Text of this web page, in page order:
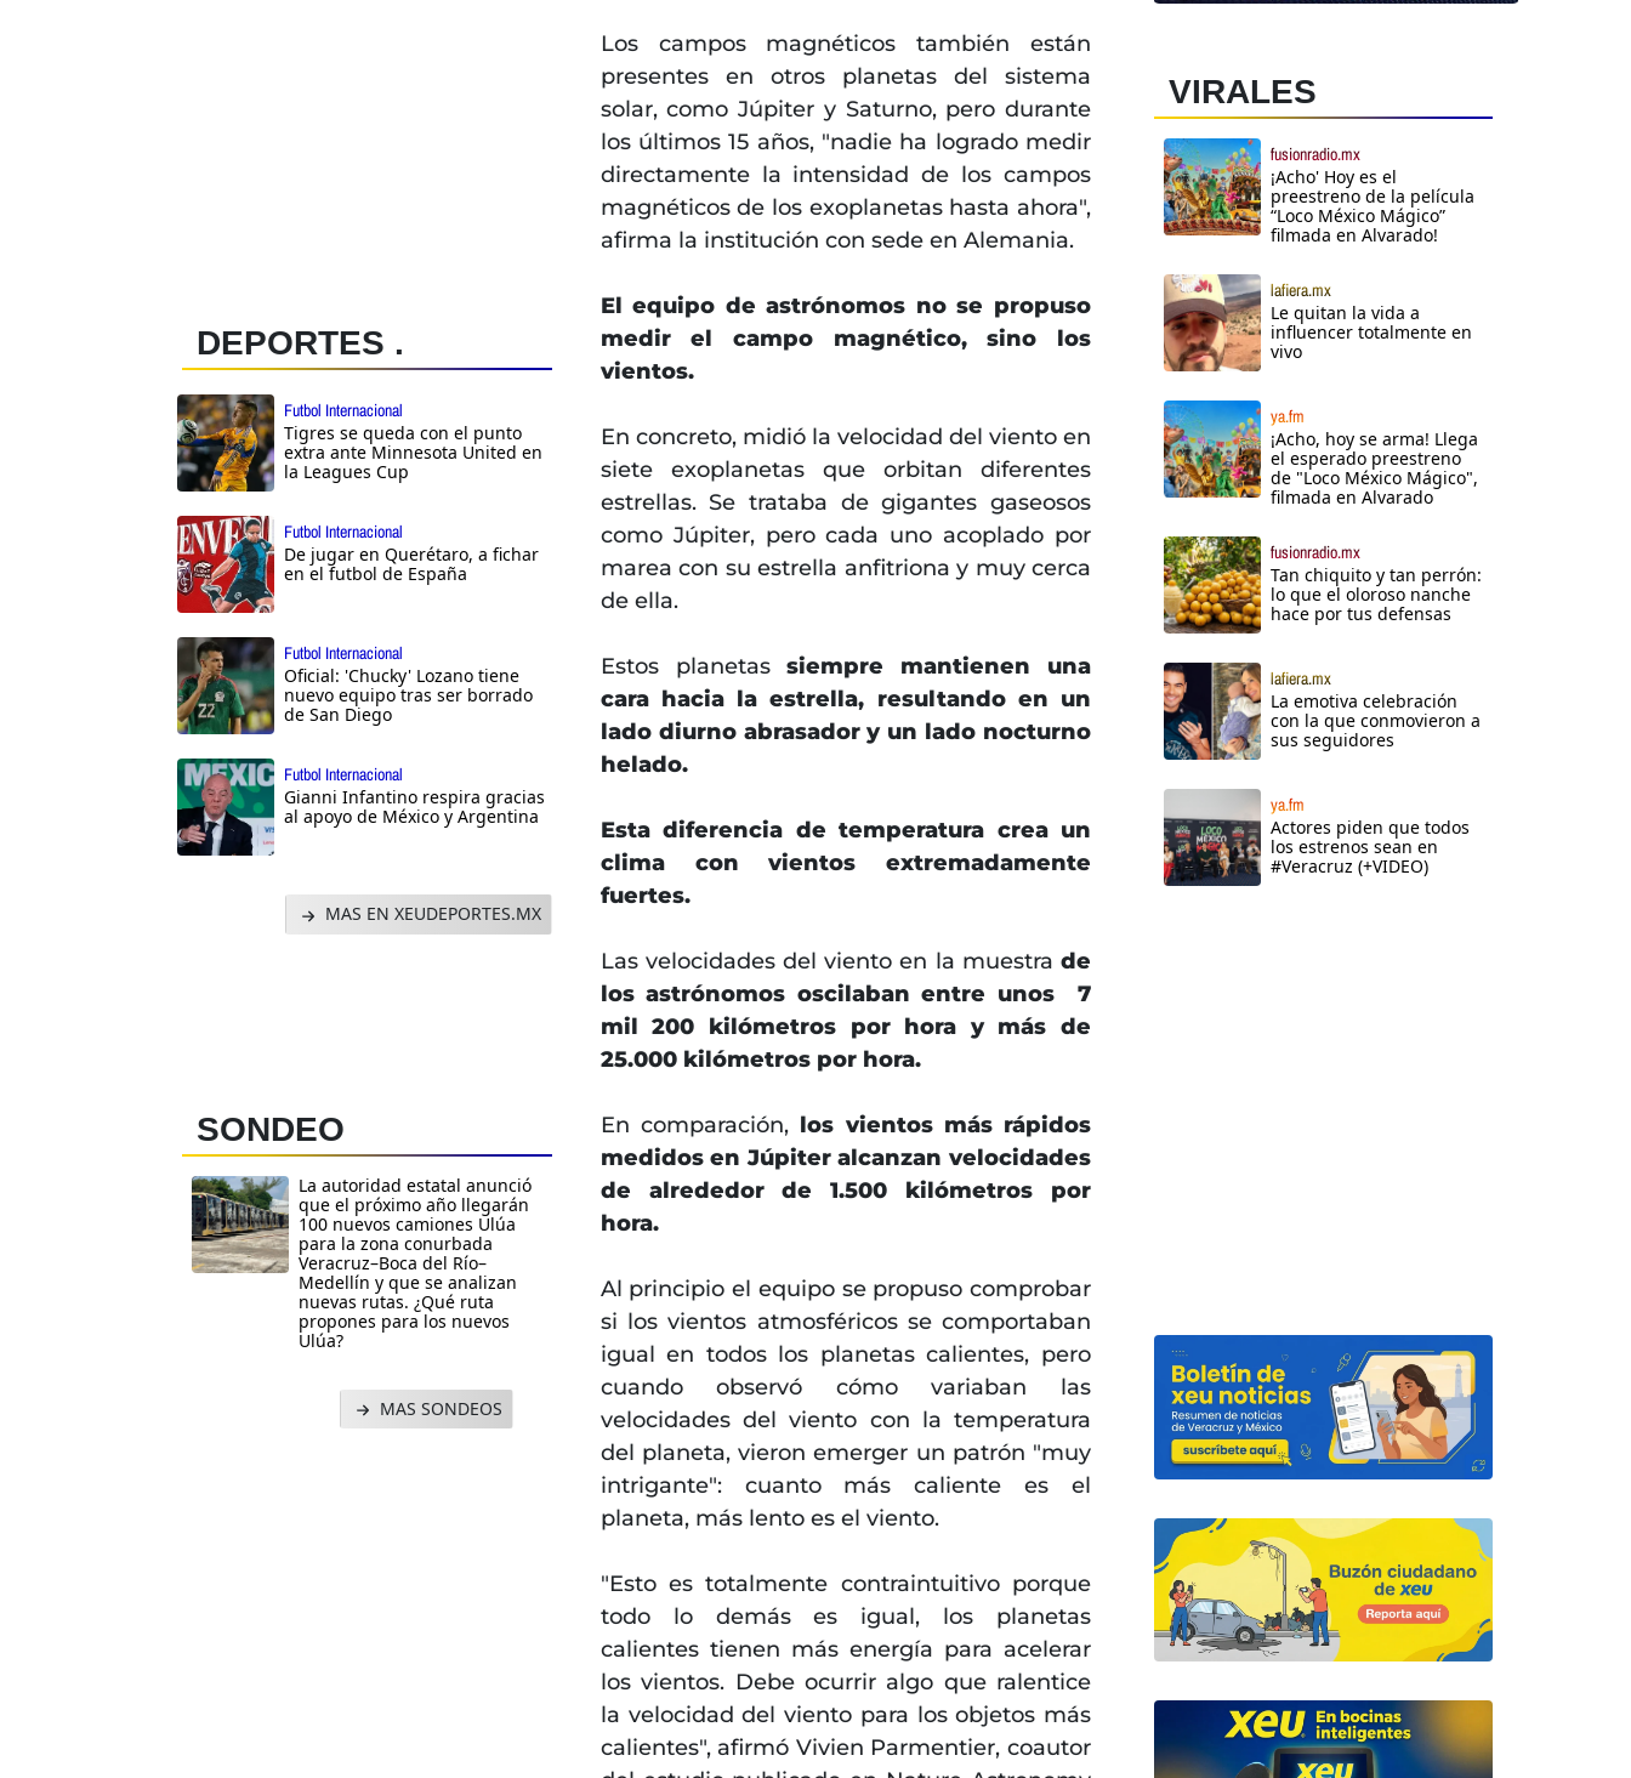
DEPORTES .
Futbol Internacional
Tigres se queda con el punto
extra ante Minnesota United en
la Leagues Cup
Futbol Internacional
De jugar en Querétaro, a fichar
en el futbol de España
Futbol Internacional
Oficial: 'Chucky' Lozano tiene
nuevo equipo tras ser borrado
de San Diego
Futbol Internacional
Gianni Infantino respira gracias
al apoyo de México y Argentina
MAS EN XEUDEPORTES.MX
SONDEO
La autoridad estatal anunció
que el próximo año llegarán
100 nuevos camiones Ulúa
para la zona conurbada
Veracruz–Boca del Río–
Medellín y que se analizan
nuevas rutas. ¿Qué ruta
propones para los nuevos
Ulúa?
MAS SONDEOS
Los campos magnéticos también están
presentes en otros planetas del sistema
solar, como Júpiter y Saturno, pero durante
los últimos 15 años, "nadie ha logrado medir
directamente la intensidad de los campos
magnéticos de los exoplanetas hasta ahora",
afirma la institución con sede en Alemania.
El equipo de astrónomos no se propuso
medir el campo magnético, sino los
vientos.
En concreto, midió la velocidad del viento en
siete exoplanetas que orbitan diferentes
estrellas. Se trataba de gigantes gaseosos
como Júpiter, pero cada uno acoplado por
marea con su estrella anfitriona y muy cerca
de ella.
Estos planetassiempre mantienen una
cara hacia la estrella, resultando en un
lado diurno abrasador y un lado nocturno
helado.
Esta diferencia de temperatura crea un
clima con vientos extremadamente
fuertes.
Las velocidades del viento en la muestra de
los astrónomos oscilaban entre unos 7
mil 200 kilómetros por hora y más de
25.000 kilómetros por hora.
En comparación, los vientos más rápidos
medidos en Júpiter alcanzan velocidades
de alrededor de 1.500 kilómetros por
hora.
Al principio el equipo se propuso comprobar
si los vientos atmosféricos se comportaban
igual en todos los planetas calientes, pero
cuando observó cómo variaban las
velocidades del viento con la temperatura
del planeta, vieron emerger un patrón "muy
intrigante": cuanto más caliente es el
planeta, más lento es el viento.
"Esto es totalmente contraintuitivo porque
todo lo demás es igual, los planetas
calientes tienen más energía para acelerar
los vientos. Debe ocurrir algo que ralentice
la velocidad del viento para los objetos más
calientes", afirmó Vivien Parmentier, coautor
VIRALES
fusionradio.mx
¡Acho' Hoy es el
preestreno de la película
“Loco México Mágico”
filmada en Alvarado!
lafiera.mx
Le quitan la vida a
influencer totalmente en
vivo
ya.fm
¡Acho, hoy se arma! Llega
el esperado preestreno
de "Loco México Mágico",
filmada en Alvarado
fusionradio.mx
Tan chiquito y tan perrón:
lo que el oloroso nanche
hace por tus defensas
lafiera.mx
La emotiva celebración
con la que conmovieron a
sus seguidores
ya.fm
Actores piden que todos
los estrenos sean en
#Veracruz (+VIDEO)